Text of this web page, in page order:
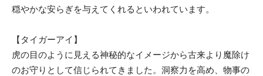
穏やかな安らぎを与えてくれるといわれています。
【タイガーアイ】
虎の目のように見える神秘的なイメージから古来より魔除け
のお守りとして信じられてきました。洞察力を高め、物事の